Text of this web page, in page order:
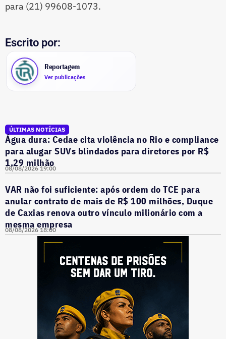
para (21) 99608-1073.
Escrito por:
Reportagem
Ver publicações
ÚLTIMAS NOTÍCIAS
Água dura: Cedae cita violência no Rio e compliance
para alugar SUVs blindados para diretores por R$
1,29 milhão
08/08/2026 19:00
VAR não foi suficiente: após ordem do TCE para
anular contrato de mais de R$ 100 milhões, Duque
de Caxias renova outro vínculo milionário com a
mesma empresa
08/08/2026 18:00